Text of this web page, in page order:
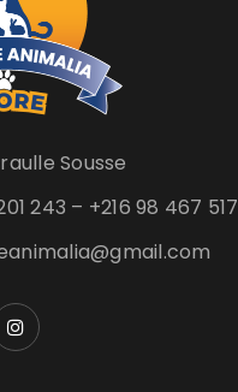
Sousse
243 – +216 98 467 517